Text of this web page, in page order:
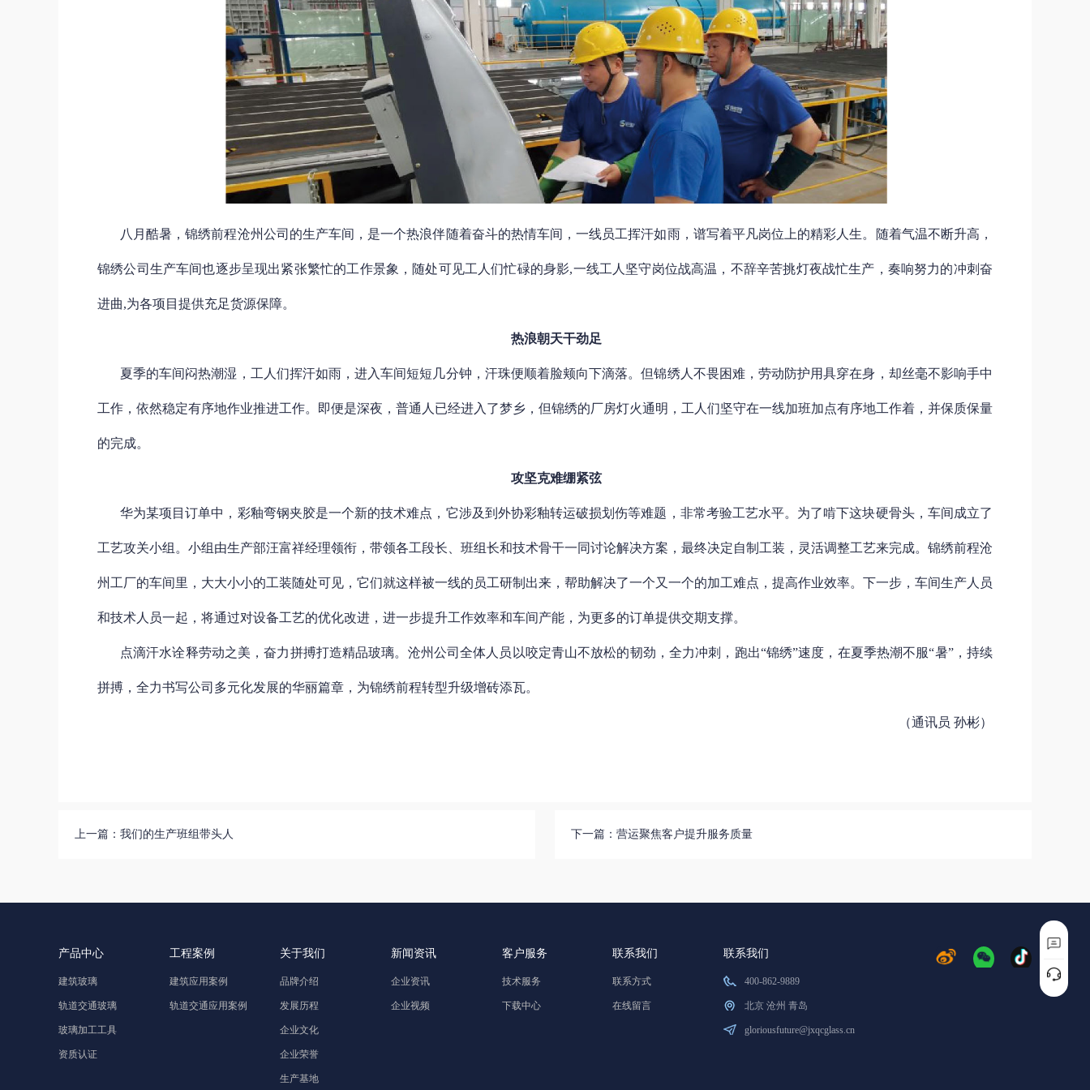
八月酷暑，锦绣前程沧州公司的生产车间，是一个热浪伴随着奋斗的热情车间，一线员工挥汗如雨，谱写着平凡岗位上的精彩人生。随着气温不断升高，
锦绣公司生产车间也逐步呈现出紧张繁忙的工作景象，随处可见工人们忙碌的身影,一线工人坚守岗位战高温，不辞辛苦挑灯夜战忙生产，奏响努力的冲刺奋
进曲,为各项目提供充足货源保障。
热浪朝天干劲足
夏季的车间闷热潮湿，工人们挥汗如雨，进入车间短短几分钟，汗珠便顺着脸颊向下滴落。但锦绣人不畏困难，劳动防护用具穿在身，却丝毫不影响手中
工作，依然稳定有序地作业推进工作。即便是深夜，普通人已经进入了梦乡，但锦绣的厂房灯火通明，工人们坚守在一线加班加点有序地工作着，并保质保量
的完成。
攻坚克难绷紧弦
华为某项目订单中，彩釉弯钢夹胶是一个新的技术难点，它涉及到外协彩釉转运破损划伤等难题，非常考验工艺水平。为了啃下这块硬骨头，车间成立了
工艺攻关小组。小组由生产部汪富祥经理领衔，带领各工段长、班组长和技术骨干一同讨论解决方案，最终决定自制工装，灵活调整工艺来完成。锦绣前程沧
州工厂的车间里，大大小小的工装随处可见，它们就这样被一线的员工研制出来，帮助解决了一个又一个的加工难点，提高作业效率。下一步，车间生产人员
和技术人员一起，将通过对设备工艺的优化改进，进一步提升工作效率和车间产能，为更多的订单提供交期支撑。
点滴汗水诠释劳动之美，奋力拼搏打造精品玻璃。沧州公司全体人员以咬定青山不放松的韧劲，全力冲刺，跑出“锦绣”速度，在夏季热潮不服“暑”，持续
拼搏，全力书写公司多元化发展的华丽篇章，为锦绣前程转型升级增砖添瓦。
（通讯员 孙彬）
上一篇： 我们的生产班组带头人 下一篇： 营运聚焦客户提升服务质量
产品中心
建筑玻璃
轨道交通玻璃
玻璃加工工具
资质认证
工程案例
建筑应用案例
轨道交通应用案例
关于我们
品牌介绍
发展历程
企业文化
企业荣誉
生产基地
新闻资讯
企业资讯
企业视频
客户服务
技术服务
下载中心
联系我们
联系方式
在线留言
联系我们
400-862-9889
北京 沧州 青岛
gloriousfuture@jxqcglass.cn